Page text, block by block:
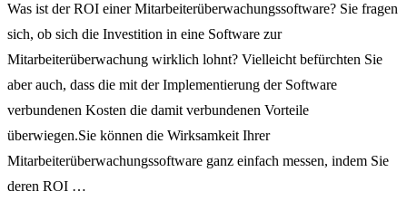
Was ist der ROI einer Mitarbeiterüberwachungssoftware? Sie fragen
sich, ob sich die Investition in eine Software zur
Mitarbeiterüberwachung wirklich lohnt? Vielleicht befürchten Sie
aber auch, dass die mit der Implementierung der Software
verbundenen Kosten die damit verbundenen Vorteile
überwiegen.Sie können die Wirksamkeit Ihrer
Mitarbeiterüberwachungssoftware ganz einfach messen, indem Sie
deren ROI …